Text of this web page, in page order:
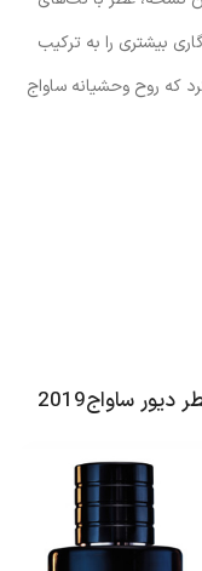
بیشتری را به ترکیب
که روح وحشیانه ساواج